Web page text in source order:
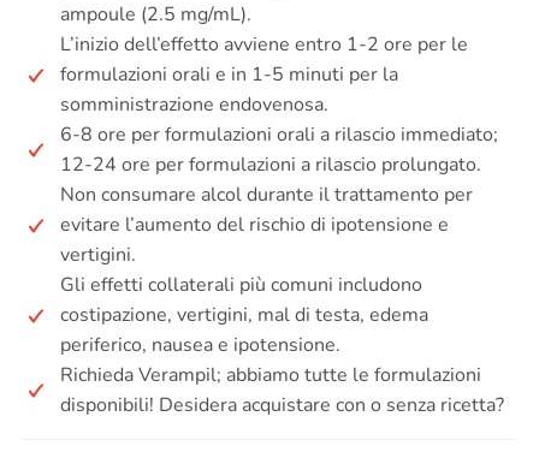
ampoule (2.5 mg/mL).
L’inizio dell’effetto avviene entro 1-2 ore per le
formulazioni orali e in 1-5 minuti per la
somministrazione endovenosa.
6-8 ore per formulazioni orali a rilascio immediato;
12-24 ore per formulazioni a rilascio prolungato.
Non consumare alcol durante il trattamento per
evitare l’aumento del rischio di ipotensione e
vertigini.
Gli effetti collaterali più comuni includono
costipazione, vertigini, mal di testa, edema
periferico, nausea e ipotensione.
Richieda Verampil; abbiamo tutte le formulazioni
disponibili! Desidera acquistare con o senza ricetta?